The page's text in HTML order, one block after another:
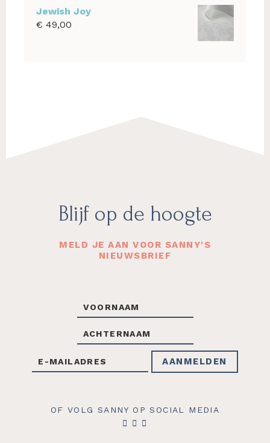
Jewish Joy
€ 49,00
FooterBlijf op de hoogte
MELD JE AAN VOOR SANNY'S
NIEUWSBRIEF
OF VOLG SANNY OP SOCIAL MEDIA